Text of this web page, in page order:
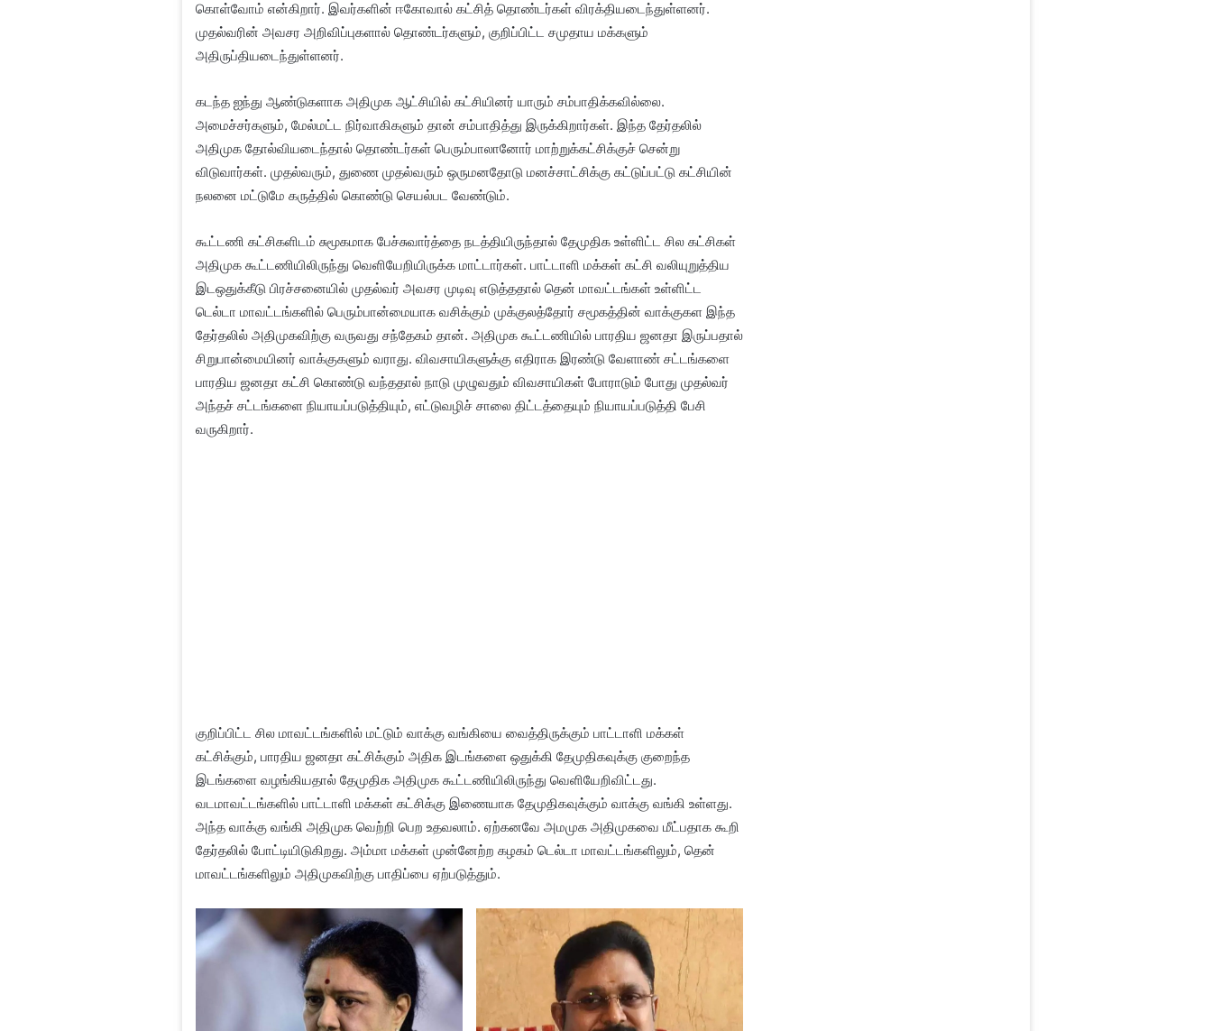
கொள்வோம் என்கிறார். இவர்களின் ஈகோவால் கட்சித் தொண்டர்கள் விரக்தியடைந்துள்ளனர்.
முதல்வரின் அவசர அறிவிப்புகளால் தொண்டர்களும், குறிப்பிட்ட சமுதாய மக்களும்
அதிருப்தியடைந்துள்ளனர்.
கடந்த ஐந்து ஆண்டுகளாக அதிமுக ஆட்சியில் கட்சியினர் யாரும் சம்பாதிக்கவில்லை.
அமைச்சர்களும், மேல்மட்ட நிர்வாகிகளும் தான் சம்பாதித்து இருக்கிறார்கள். இந்த தேர்தலில்
அதிமுக தோல்வியடைந்தால் தொண்டர்கள் பெரும்பாலானோர் மாற்றுக்கட்சிக்குச் சென்று
விடுவார்கள். முதல்வரும், துணை முதல்வரும் ஒருமனதோடு மனச்சாட்சிக்கு கட்டுப்பட்டு கட்சியின்
நலனை மட்டுமே கருத்தில் கொண்டு செயல்பட வேண்டும்.
கூட்டணி கட்சிகளிடம் சுமூகமாக பேச்சுவார்த்தை நடத்தியிருந்தால் தேமுதிக உள்ளிட்ட சில கட்சிகள்
அதிமுக கூட்டணியிலிருந்து வெளியேறியிருக்க மாட்டார்கள். பாட்டாளி மக்கள் கட்சி வலியுறுத்திய
இடஒதுக்கீடு பிரச்சனையில் முதல்வர் அவசர முடிவு எடுத்ததால் தென் மாவட்டங்கள் உள்ளிட்ட
டெல்டா மாவட்டங்களில் பெரும்பான்மையாக வசிக்கும் முக்குலத்தோர் சமூகத்தின் வாக்குகள இந்த
தேர்தலில் அதிமுகவிற்கு வருவது சந்தேகம் தான். அதிமுக கூட்டணியில் பாரதிய ஜனதா இருப்பதால்
சிறுபான்மையினர் வாக்குகளும் வராது. விவசாயிகளுக்கு எதிராக இரண்டு வேளாண் சட்டங்களை
பாரதிய ஜனதா கட்சி கொண்டு வந்ததால் நாடு முழுவதும் விவசாயிகள் போராடும் போது முதல்வர்
அந்தச் சட்டங்களை நியாயப்படுத்தியும், எட்டுவழிச் சாலை திட்டத்தையும் நியாயப்படுத்தி பேசி
வருகிறார்.
குறிப்பிட்ட சில மாவட்டங்களில் மட்டும் வாக்கு வங்கியை வைத்திருக்கும் பாட்டாளி மக்கள்
கட்சிக்கும், பாரதிய ஜனதா கட்சிக்கும் அதிக இடங்களை ஒதுக்கி தேமுதிகவுக்கு குறைந்த
இடங்களை வழங்கியதால் தேமுதிக அதிமுக கூட்டணியிலிருந்து வெளியேறிவிட்டது.
வடமாவட்டங்களில் பாட்டாளி மக்கள் கட்சிக்கு இணையாக தேமுதிகவுக்கும் வாக்கு வங்கி உள்ளது.
அந்த வாக்கு வங்கி அதிமுக வெற்றி பெற உதவலாம். ஏற்கனவே அமமுக அதிமுகவை மீட்பதாக கூறி
தேர்தலில் போட்டியிடுகிறது. அம்மா மக்கள் முன்னேற்ற கழகம் டெல்டா மாவட்டங்களிலும், தென்
மாவட்டங்களிலும் அதிமுகவிற்கு பாதிப்பை ஏற்படுத்தும்.